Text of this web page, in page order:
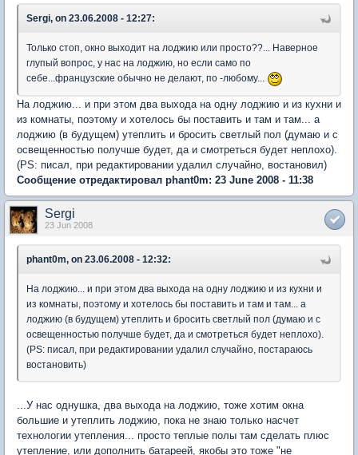
Sergi, on 23.06.2008 - 12:27:
Только стоп, окно выходит на лоджию или просто??... Наверное
глупый вопрос, у нас на лоджию, но если само по
себе...французские обычно не делают, по -любому...
На лоджию... и при этом два выхода на одну лоджию и из кухни и
из комнаты, поэтому и хотелось бы поставить и там и там... а
лоджию (в будущем) утеплить и бросить светлый пол (думаю и с
освещенностью получше будет, да и смотреться будет неплохо).
(PS: писал, при редактировании удалил случайно, востановил)
Сообщение отредактировал phant0m: 23 June 2008 - 11:38
Sergi
23 Jun 2008
phant0m, on 23.06.2008 - 12:32:
На лоджию... и при этом два выхода на одну лоджию и из кухни и
из комнаты, поэтому и хотелось бы поставить и там и там... а
лоджию (в будущем) утеплить и бросить светлый пол (думаю и с
освещенностью получше будет, да и смотреться будет неплохо).
(PS: писал, при редактировании удалил случайно, постараюсь
востановить)
...У нас однушка, два выхода на лоджию, тоже хотим окна
большие и утеплить лоджию, пока не знаю только насчет
технологии утепления... просто теплые полы там сделать плюс
утепление, или дополнить батареей, якобы это тоже "не